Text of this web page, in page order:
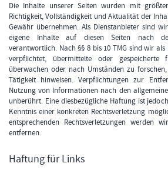
Die Inhalte unserer Seiten wurden mit
Richtigkeit, Vollständigkeit und Aktualität der
Gewähr übernehmen. Als Dienstanbieter sind
eigene Inhalte auf diesen Seiten nach
verantwortlich. Nach §§ 8 bis 10 TMG sind wir
verpflichtet, übermittelte oder gespeicherte
überwachen oder nach Umständen zu
Tätigkeit hinweisen. Verpflichtungen zur
Nutzung von Informationen nach den
unberührt. Eine diesbezügliche Haftung ist
Kenntnis einer konkreten Rechtsverletzung
entsprechenden Rechtsverletzungen werden
entfernen.
Haftung für Links